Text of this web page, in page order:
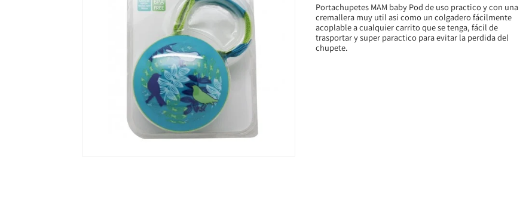
Portachupetes MAM baby Pod de uso practico y con una
cremallera muy util asi como un colgadero fácilmente
acoplable a cualquier carrito que se tenga, fácil de
trasportar y super paractico para evitar la perdida del
chupete.